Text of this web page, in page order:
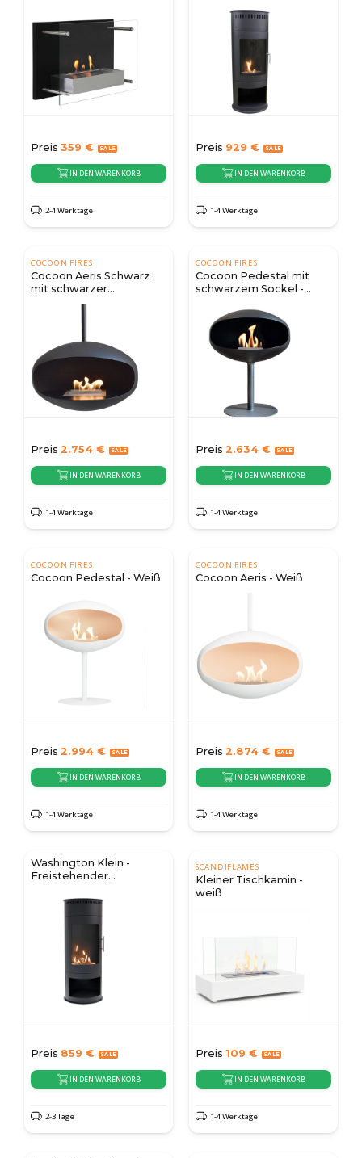
Preis 359 €
IN DEN WARENKORB
2-4 Werktage
Preis 929 €
IN DEN WARENKORB
1-4 Werktage
COCOON FIRES
Cocoon Aeris Schwarz
mit schwarzer
Deckenleiste
Preis 2.754 €
IN DEN WARENKORB
1-4 Werktage
COCOON FIRES
Cocoon Pedestal mit
schwarzem Sockel -
Preis 2.634 €
IN DEN WARENKORB
1-4 Werktage
COCOON FIRES
Cocoon Pedestal - Weiß
Preis 2.994 €
IN DEN WARENKORB
1-4 Werktage
COCOON FIRES
Cocoon Aeris - Weiß
Preis 2.874 €
IN DEN WARENKORB
1-4 Werktage
Washington Klein -
Freistehender
Preis 859 €
IN DEN WARENKORB
2-3 Tage
SCANDIFLAMES
Kleiner Tischkamin -
weiß
Preis 109 €
IN DEN WARENKORB
1-4 Werktage